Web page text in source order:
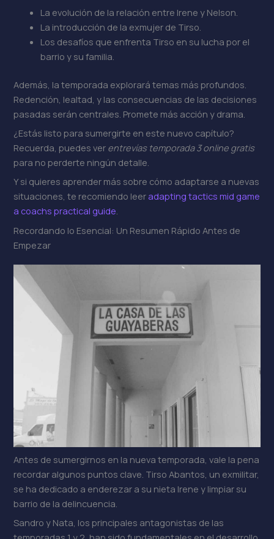
La evolución de la relación entre Irene y Nelson.
La introducción de la exmujer de Tirso.
Los desafíos que enfrenta Tirso en su lucha por el
barrio y su familia.
Además, la temporada explorará temas más profundos.
Redención, lealtad, y las consecuencias de las decisiones
pasadas serán centrales. Promete más acción y drama.
¿Estás listo para sumergirte en este nuevo capítulo?
Recuerda, puedes ver entrevías temporada 3 online gratis
para no perderte ningún detalle.
Y si quieres aprender más sobre cómo adaptarse a nuevas
situaciones, te recomiendo leer adapting tactics mid game
a coachs practical guide.
Recordando lo Esencial: Un Resumen Rápido Antes de
Empezar
Antes de sumergirnos en la nueva temporada, vale la pena
recordar algunos puntos clave. Tirso Abantos, un exmilitar,
se ha dedicado a enderezar a su nieta Irene y limpiar su
barrio de la delincuencia.
Sandro y Nata, los principales antagonistas de las